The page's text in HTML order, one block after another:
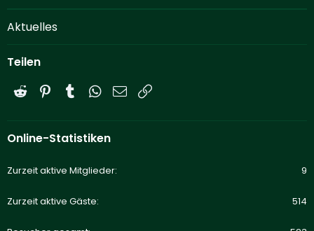
Aktuelles
Teilen
Reddit PinterestTumblrWhatsApp
E-Mail
Online-Statistiken
Zurzeit aktive Mitglieder 9
Zurzeit aktive Gäste 514